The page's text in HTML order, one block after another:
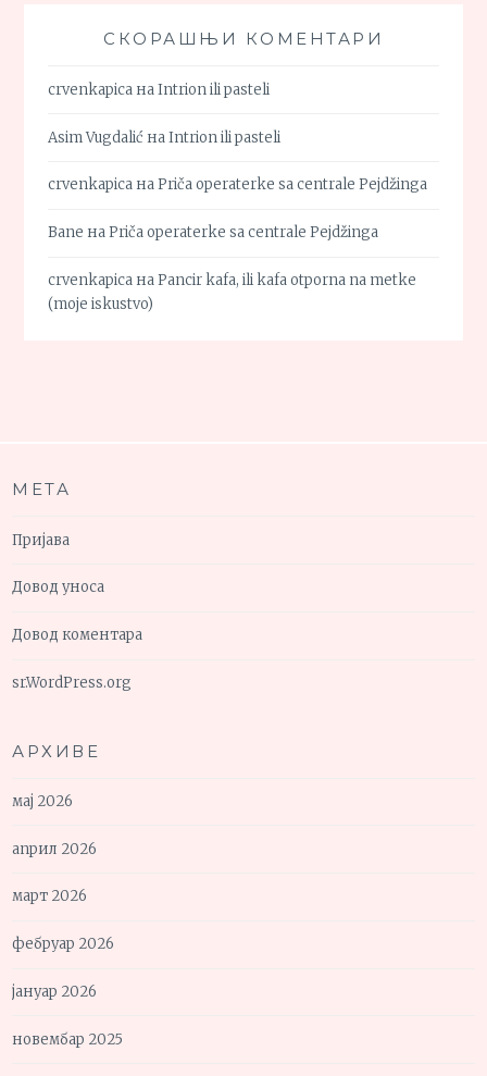
СКОРАШЊИ КОМЕНТАРИ
crvenkapica наIntrion ili pasteli
Asim Vugdalić наIntrion ili pasteli
crvenkapica наPriča operaterke sa centrale Pejdžinga
Bane наPriča operaterke sa centrale Pejdžinga
crvenkapica наPancir kafa, ili kafa otporna na metke
(moje iskustvo)
МЕТА
Пријава
Довод уноса
Довод коментара
sr.WordPress.org
АРХИВЕ
мај 2026
април 2026
март 2026
фебруар 2026
јануар 2026
новембар 2025